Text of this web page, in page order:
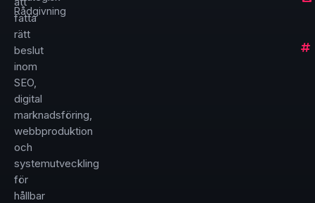
fatta
rätt
beslut
inom
SEO,
digital
marknadsföring,
webbproduktion
och
systemutveckling
för
hållbar
Rådgivning